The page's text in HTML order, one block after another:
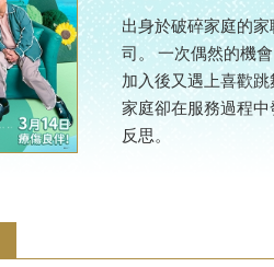
出身於破碎家庭的
司。 一次偶然的機
加入後又遇上喜歡
家庭卻在服務過程
反思。